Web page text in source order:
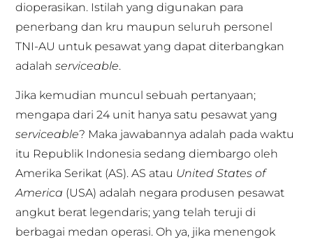
dioperasikan. Istilah yang digunakan para
penerbang dan kru maupun seluruh personel
TNI-AU untuk pesawat yang dapat diterbangkan
adalah serviceable.
Jika kemudian muncul sebuah pertanyaan;
mengapa dari 24 unit hanya satu pesawat yang
serviceable? Maka jawabannya adalah pada waktu
itu Republik Indonesia sedang diembargo oleh
Amerika Serikat (AS). AS atau United States of
America (USA) adalah negara produsen pesawat
angkut berat legendaris; yang telah teruji di
berbagai medan operasi. Oh ya, jika menengok